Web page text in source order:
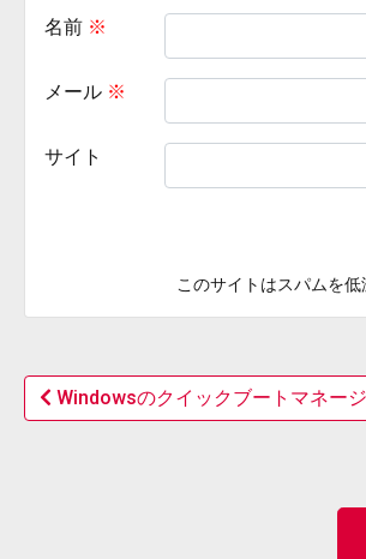
名前 ※
メール ※
サイト
このサイトはスパムを
Windowsのクイックブートマネー